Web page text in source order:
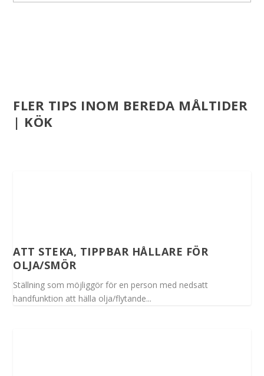
FLER TIPS INOM BEREDA MÅLTIDER
| KÖK
ATT STEKA, TIPPBAR HÅLLARE FÖR
OLJA/SMÖR
Ställning som möjliggör för en person med nedsatt
handfunktion att hälla olja/flytande...